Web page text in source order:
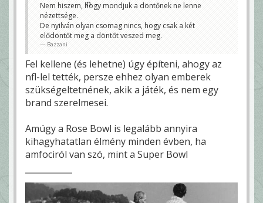
Nem hiszem, hogy mondjuk a döntőnek ne lenne
nézettsége.
De nyilván olyan csomag nincs, hogy csak a két
elődöntőt meg a döntőt veszed meg.
Bazzani
Fel kellene (és lehetne) úgy építeni, ahogy az
nfl-lel tették, persze ehhez olyan emberek
szükségeltetnének, akik a játék, és nem egy
brand szerelmesei.
Amúgy a Rose Bowl is legalább annyira
kihagyhatatlan élmény minden évben, ha
amfociról van szó, mint a Super Bowl